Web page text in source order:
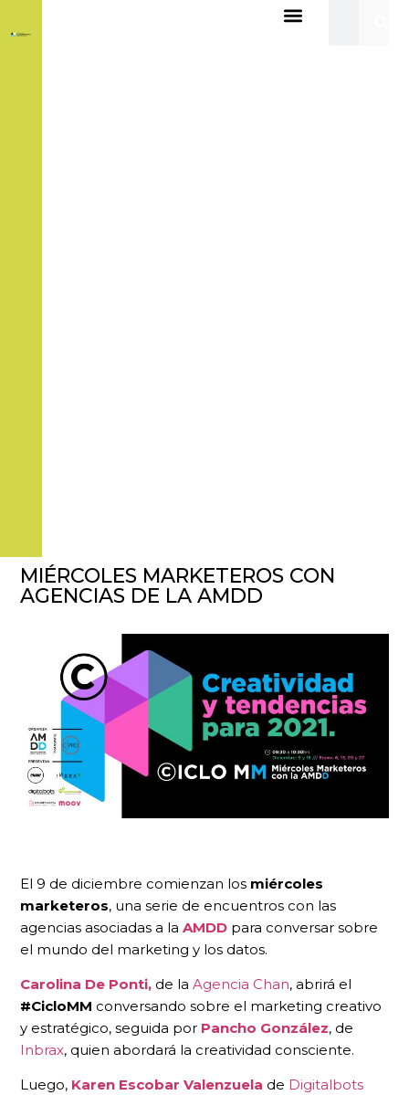
MIÉRCOLES MARKETEROS CON
AGENCIAS DE LA AMDD
El 9 de diciembre comienzan los miércoles
marketeros, una serie de encuentros con las
agencias asociadas a la AMDD para conversar sobre
el mundo del marketing y los datos.
Carolina De Ponti, de la Agencia Chan, abrirá el
#CicloMM conversando sobre el marketing creativo
y estratégico, seguida por Pancho González, de
Inbrax, quien abordará la creatividad consciente.
Luego, Karen Escobar Valenzuela de Digitalbots